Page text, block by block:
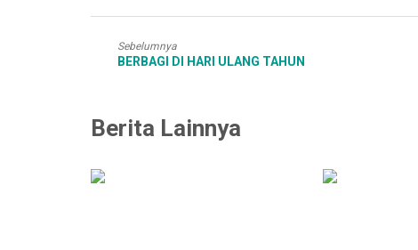
Sebelumnya
BERBAGI DI HARI ULANG TAHUN
Berita Lainnya